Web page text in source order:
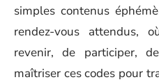
simples contenus
rendez-vous attendus,
revenir, de participer,
maîtriser ces codes pour